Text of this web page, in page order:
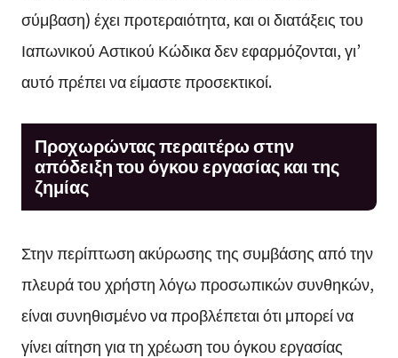
σύμβαση) έχει προτεραιότητα, και οι διατάξεις του
Ιαπωνικού Αστικού Κώδικα δεν εφαρμόζονται, γι’
αυτό πρέπει να είμαστε προσεκτικοί.
Προχωρώντας περαιτέρω στην
απόδειξη του όγκου εργασίας και της
ζημίας
Στην περίπτωση ακύρωσης της συμβάσης από την
πλευρά του χρήστη λόγω προσωπικών συνθηκών,
είναι συνηθισμένο να προβλέπεται ότι μπορεί να
γίνει αίτηση για τη χρέωση του όγκου εργασίας